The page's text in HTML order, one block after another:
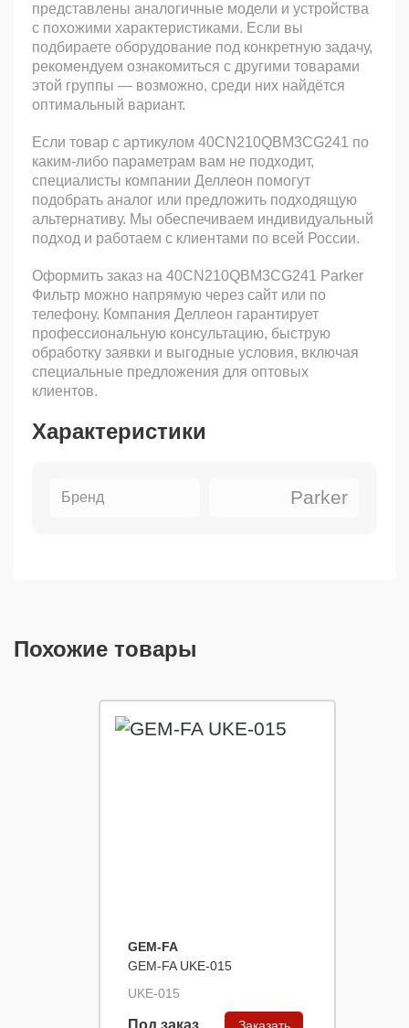
представлены аналогичные модели и устройства
с похожими характеристиками. Если вы
подбираете оборудование под конкретную задачу,
рекомендуем ознакомиться с другими товарами
этой группы — возможно, среди них найдётся
оптимальный вариант.
Если товар с артикулом 40CN210QBM3CG241 по
каким-либо параметрам вам не подходит,
специалисты компании Деллеон помогут
подобрать аналог или предложить подходящую
альтернативу. Мы обеспечиваем индивидуальный
подход и работаем с клиентами по всей России.
Оформить заказ на 40CN210QBM3CG241 Parker
Фильтр можно напрямую через сайт или по
телефону. Компания Деллеон гарантирует
профессиональную консультацию, быструю
обработку заявки и выгодные условия, включая
специальные предложения для оптовых
клиентов.
Характеристики
Бренд Parker
Похожие товары
GEM-FA
GEM-FA UKE-015
UKE-015
Под заказ Заказать